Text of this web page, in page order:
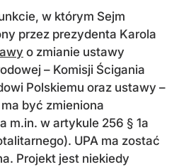
w którym Sejm
przez prezydenta Karola
o zmianie ustawy
– Komisji Ścigania
Polskiemu oraz ustawy –
być zmieniona
m.in. w artykule 256 § 1a
UPA ma zostać
Projekt jest niekiedy